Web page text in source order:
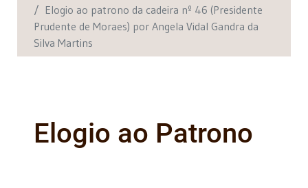
Elogio ao patrono da cadeira nº 46 (Presidente
Prudente de Moraes) por Angela Vidal Gandra da
Silva Martins
Elogio ao Patrono